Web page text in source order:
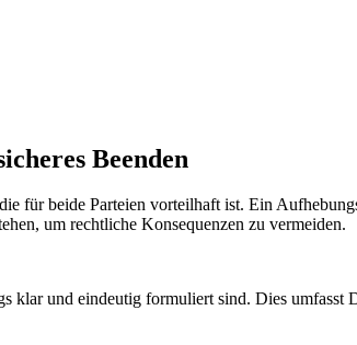
Beenden
für beide Parteien vorteilhaft ist. Ein
um rechtliche Konsequenzen zu vermeiden.
klar und eindeutig formuliert sind. Dies